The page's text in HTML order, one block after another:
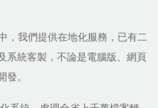
，我們提供在地化服務，已有二
系統客製，不論是電腦版、網頁
。